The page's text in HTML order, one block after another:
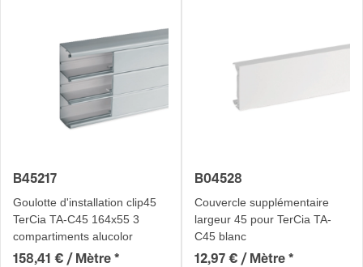
B45217
Goulotte d'installation clip45
TerCia TA-C45 164x55 3
compartiments alucolor
158,41 € / Mètre *
B04528
Couvercle supplé­men­taire
largeur 45 pour TerCia TA-
C45 blanc
12,97 € / Mètre *